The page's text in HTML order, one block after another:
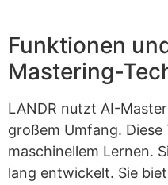
Funktionen
Mastering-
LANDR nutzt AI-
großem Umfang.
maschinellem Lernen.
lang entwickelt. Sie